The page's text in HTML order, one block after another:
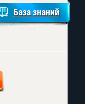
База знаний